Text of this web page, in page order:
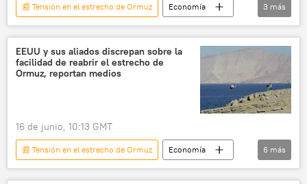
📰 Tensión en el estrecho de Ormuz
Economía
📈 Mercados y finanzas
Irán EEUU
3 más
EEUU y sus aliados discrepan sobre la
facilidad de reabrir el estrecho de
Ormuz, reportan medios
16 de junio, 10:13 GMT
📰 Tensión en el estrecho de Ormuz
Economía
Estrecho de Ormuz
EEUU
Irán
6 más